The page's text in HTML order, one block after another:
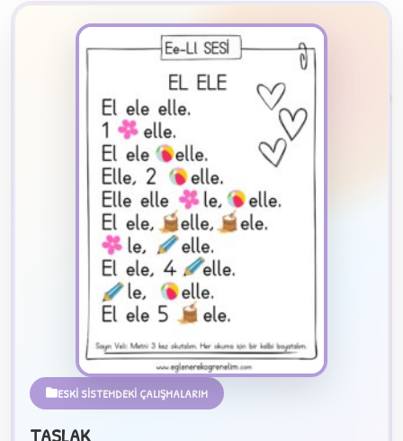
2
ESKİ SİSTEMDEKİ ÇALIŞMALARIM
TASLAK